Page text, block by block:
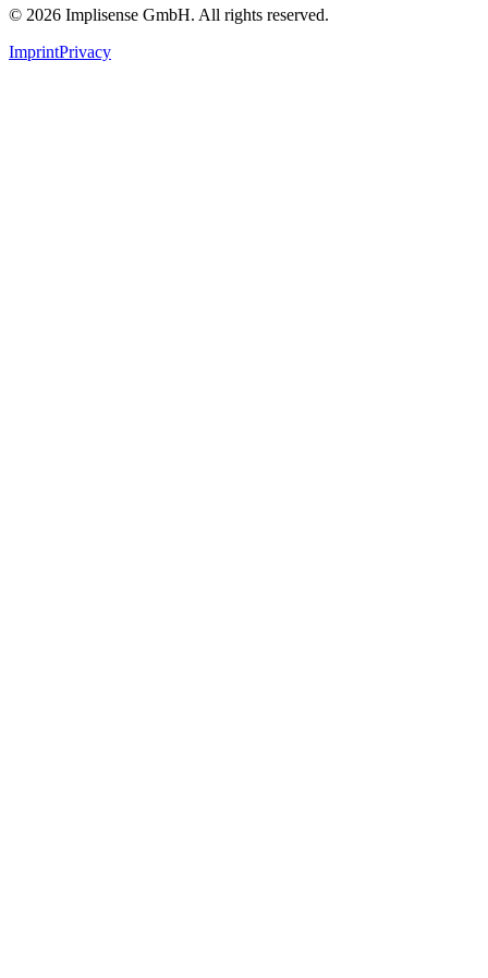
© 2026 Implisense GmbH. All rights reserved.
ImprintPrivacy